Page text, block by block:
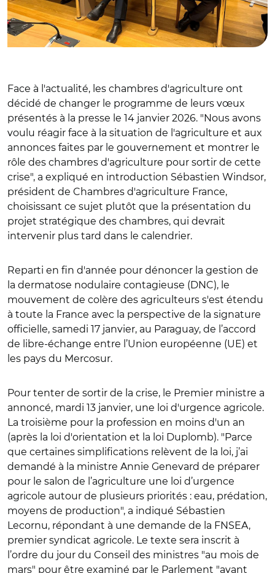
Face à l'actualité, les chambres d'agriculture ont
décidé de changer le programme de leurs vœux
présentés à la presse le 14 janvier 2026. "Nous avons
voulu réagir face à la situation de l'agriculture et aux
annonces faites par le gouvernement et montrer le
rôle des chambres d'agriculture pour sortir de cette
crise", a expliqué en introduction Sébastien Windsor,
président de Chambres d'agriculture France,
choisissant ce sujet plutôt que la présentation du
projet stratégique des chambres, qui devrait
intervenir plus tard dans le calendrier.
Reparti en fin d'année pour dénoncer la gestion de
la dermatose nodulaire contagieuse (DNC), le
mouvement de colère des agriculteurs s'est étendu
à toute la France avec la perspective de la signature
officielle, samedi 17 janvier, au Paraguay, de l’accord
de libre-échange entre l’Union européenne (UE) et
les pays du Mercosur.
Pour tenter de sortir de la crise, le Premier ministre a
annoncé, mardi 13 janvier, une loi d'urgence agricole.
La troisième pour la profession en moins d'un an
(après la loi d'orientation et la loi Duplomb). "Parce
que certaines simplifications relèvent de la loi, j’ai
demandé à la ministre Annie Genevard de préparer
pour le salon de l’agriculture une loi d’urgence
agricole autour de plusieurs priorités : eau, prédation,
moyens de production", a indiqué Sébastien
Lecornu, répondant à une demande de la FNSEA,
premier syndicat agricole. Le texte sera inscrit à
l’ordre du jour du Conseil des ministres "au mois de
mars" pour être examiné par le Parlement "avant